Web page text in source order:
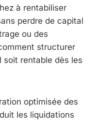
à rentabiliser
perdre de capital
ou des
structurer
soit rentable dès les
optimisée des
les liquidations